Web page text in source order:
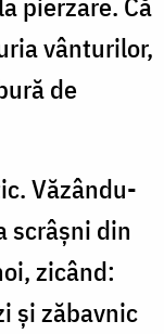
vânturilor,
de
Văzându-
scrâşni din
zicând:
şi zăbavnic